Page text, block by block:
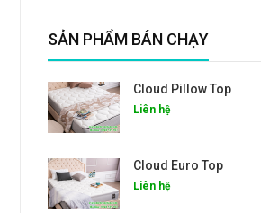
SẢN PHẨM BÁN CHẠY
Cloud Pillow Top
Liên hệ
Cloud Euro Top
Liên hệ